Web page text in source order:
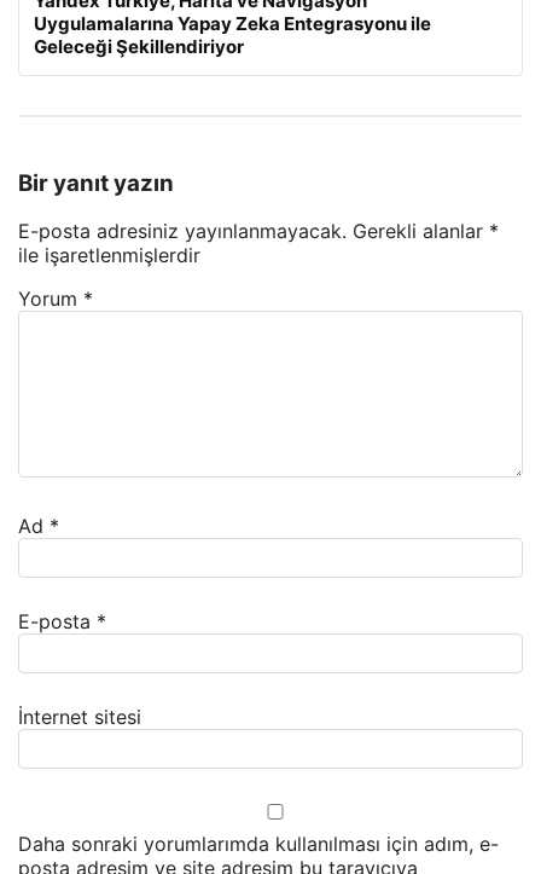
Uygulamalarına Yapay Zeka Entegrasyonu ile
Geleceği Şekillendiriyor
Bir yanıt yazın
E-posta adresiniz yayınlanmayacak. Gerekli alanlar *
ile işaretlenmişlerdir
Yorum *
Ad *
E-posta *
İnternet sitesi
Daha sonraki yorumlarımda kullanılması için adım, e-
posta adresim ve site adresim bu tarayıcıya